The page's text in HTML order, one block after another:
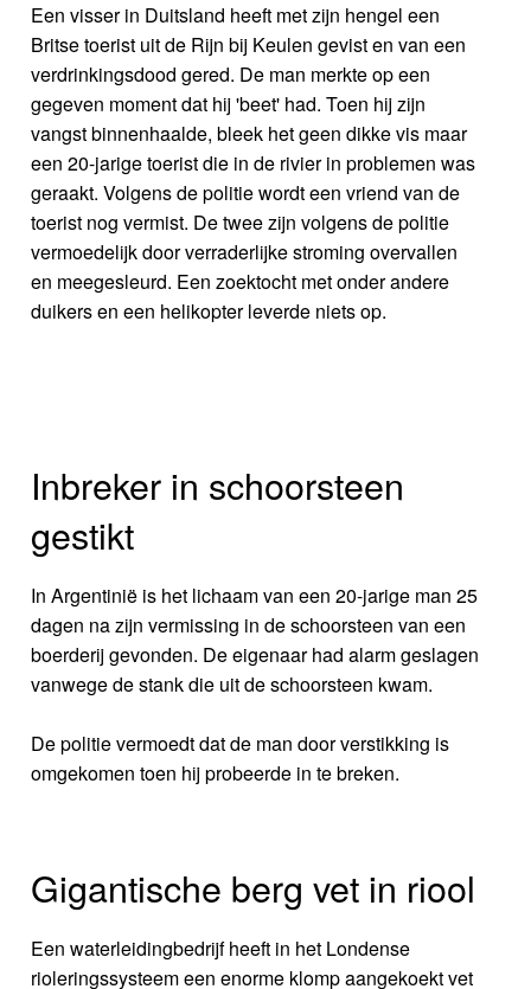
Een visser in Duitsland heeft met zijn hengel een
Britse toerist uit de Rijn bij Keulen gevist en van een
verdrinkingsdood gered. De man merkte op een
gegeven moment dat hij 'beet' had. Toen hij zijn
vangst binnenhaalde, bleek het geen dikke vis maar
een 20-jarige toerist die in de rivier in problemen was
geraakt. Volgens de politie wordt een vriend van de
toerist nog vermist. De twee zijn volgens de politie
vermoedelijk door verraderlijke stroming overvallen
en meegesleurd. Een zoektocht met onder andere
duikers en een helikopter leverde niets op.
Inbreker in schoorsteen
gestikt
In Argentinië is het lichaam van een 20-jarige man 25
dagen na zijn vermissing in de schoorsteen van een
boerderij gevonden. De eigenaar had alarm geslagen
vanwege de stank die uit de schoorsteen kwam.
De politie vermoedt dat de man door verstikking is
omgekomen toen hij probeerde in te breken.
Gigantische berg vet in riool
Een waterleidingbedrijf heeft in het Londense
rioleringssysteem een enorme klomp aangekoekt vet